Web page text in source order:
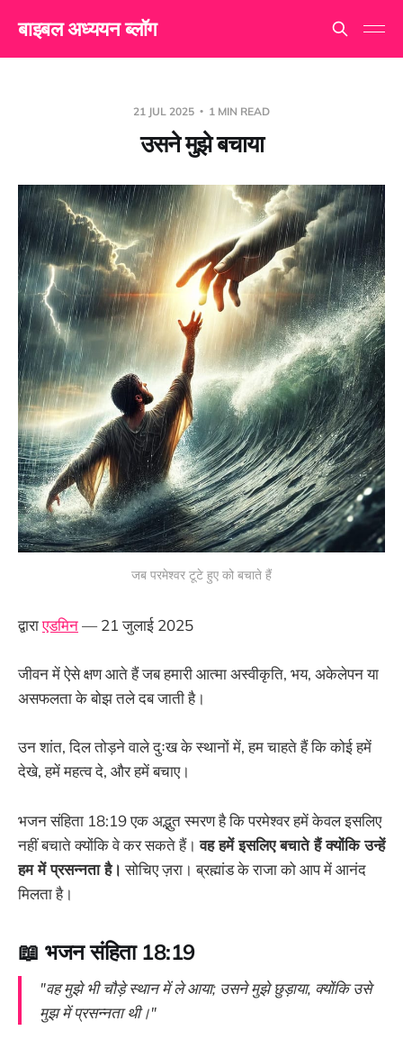
बाइबल अध्ययन ब्लॉग
21 JUL 2025 1 MIN READ
उसने मुझे बचाया
जब परमेश्वर टूटे हुए को बचाते हैं
द्वाराएडमिन— 21 जुलाई 2025
जीवन में ऐसे क्षण आते हैं जब हमारी आत्मा अस्वीकृति, भय, अकेलेपन या
असफलता के बोझ तले दब जाती है।
उन शांत, दिल तोड़ने वाले दुःख के स्थानों में, हम चाहते हैं कि कोई हमें
देखे, हमें महत्व दे, और हमें बचाए।
भजन संहिता 18:19 एक अद्भुत स्मरण है कि परमेश्वर हमें केवल इसलिए
नहीं बचाते क्योंकि वे कर सकते हैं।वह हमें इसलिए बचाते हैं क्योंकि उन्हें
हम में प्रसन्नता है। सोचिए ज़रा। ब्रह्मांड के राजा को आप में आनंद
मिलता है।
📖 भजन संहिता 18:19
"वह मुझे भी चौड़े स्थान में ले आया; उसने मुझे छुड़ाया, क्योंकि उसे
मुझ में प्रसन्नता थी।"